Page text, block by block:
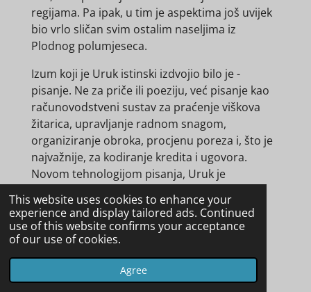
This website uses cookies to enhance your
experience and display tailored ads. Continued
use of this website confirms your acceptance
of our use of cookies.
Agree
regijama. Pa ipak, u tim je aspektima još uvijek
bio vrlo sličan svim ostalim naseljima iz
Plodnog polumjeseca.
Izum koji je Uruk istinski izdvojio bilo je -
pisanje. Ne za priče ili poeziju, već pisanje kao
računovodstveni sustav za praćenje viškova
žitarica, upravljanje radnom snagom,
organiziranje obroka, procjenu poreza i, što je
najvažnije, za kodiranje kredita i ugovora.
Novom tehnologijom pisanja, Uruk je
više nego što je svijet ikada vidio.
Druge inovacije su pojačale ovaj učinak:
vunenih tkanina u velikim razmjerima,
smrtonosni buzdovan u obliku kruške, prvi